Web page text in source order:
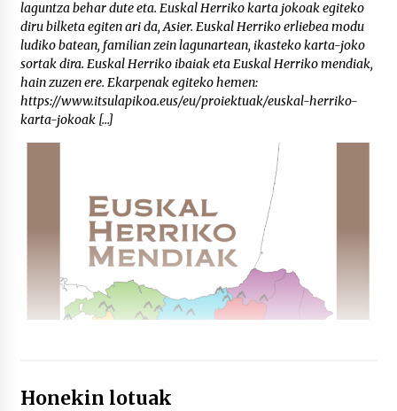
laguntza behar dute eta. Euskal Herriko karta jokoak egiteko
diru bilketa egiten ari da, Asier. Euskal Herriko erliebea modu
ludiko batean, familian zein lagunartean, ikasteko karta-joko
sortak dira. Euskal Herriko ibaiak eta Euskal Herriko mendiak,
hain zuzen ere. Ekarpenak egiteko hemen:
https://www.itsulapikoa.eus/eu/proiektuak/euskal-herriko-
karta-jokoak […]
Honekin lotuak